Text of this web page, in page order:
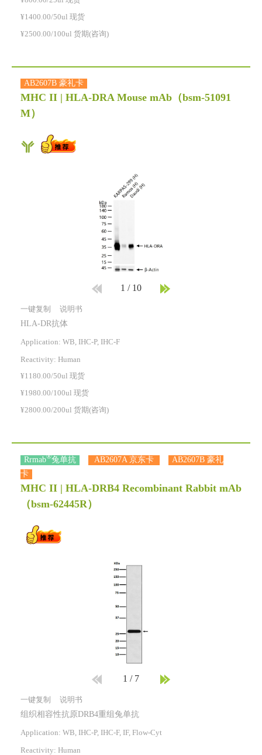
¥1400.00/50ul 现货
¥2500.00/100ul 货期(咨询)
AB2607B 豪礼卡
MHC II | HLA-DRA Mouse mAb （bsm-51091
M）
1 / 10
一键复制 说明书
HLA-DR抗体
Application: WB, IHC-P, IHC-F
Reactivity: Human
¥1180.00/50ul 现货
¥1980.00/100ul 现货
¥2800.00/200ul 货期(咨询)
Rrmab®兔单抗 AB2607A 京东卡
AB2607B 豪礼
卡
MHC II | HLA-DRB4 Recombinant Rabbit mAb
（bsm-62445R）
1 / 7
一键复制 说明书
组织相容性抗原DRB4重组兔单抗
Application: WB, IHC-P, IHC-F, IF, Flow-Cyt
Reactivity: Human